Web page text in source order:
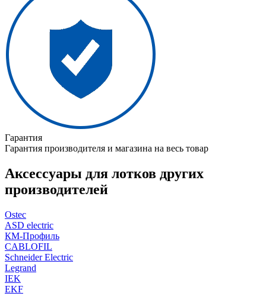
Гарантия
Гарантия производителя и магазина на весь товар
Аксессуары для лотков других
производителей
Ostec
ASD electric
КМ-Профиль
CABLOFIL
Schneider Electric
Legrand
IEK
EKF